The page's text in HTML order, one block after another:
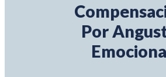
Por